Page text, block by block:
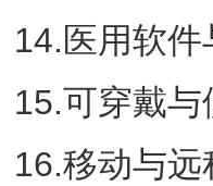
14.医用软
15.可穿戴
16.移动与远